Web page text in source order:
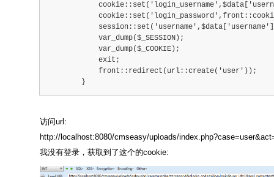
            var_dump($_SESSION);
            var_dump($_COOKIE);
            exit;
            front::redirect(url::create('user'));
        }
访问url:
http://localhost:8080/cmseasy/uploads/
我没有登录，获取到了这个的cookie: